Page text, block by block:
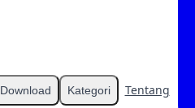
Download Kategori Tentang